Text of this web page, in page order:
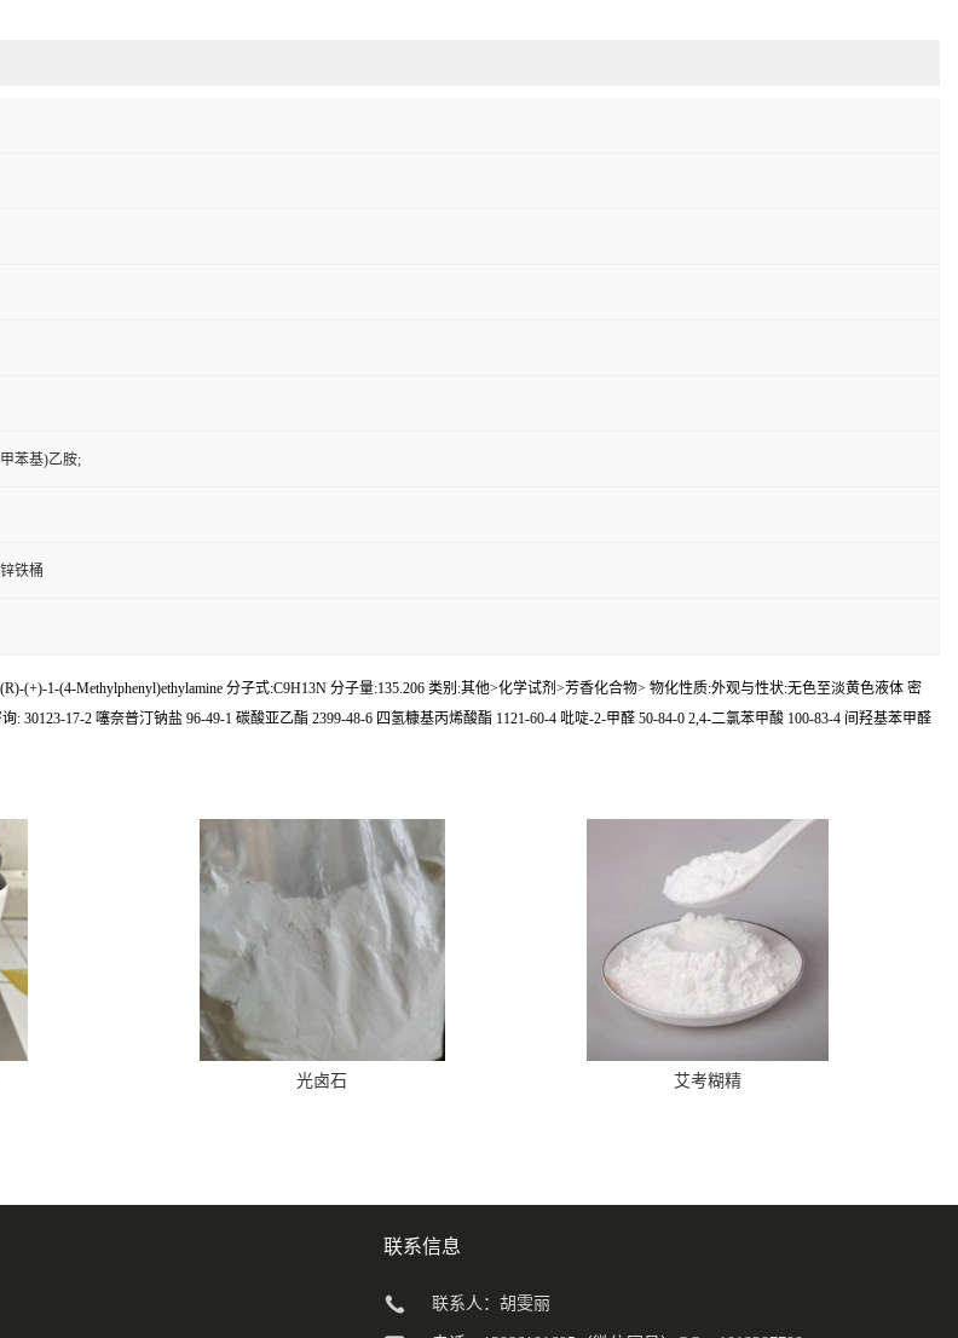
苯基)乙胺;
铁桶
(+)-1-(4-Methylphenyl)ethylamine 分子式:C9H13N 分子量:135.206 类别:其他>化学试剂>芳香化合物> 物化性质:外观与性状:无色至淡黄色液体 密
: 30123-17-2 噻奈普汀钠盐 96-49-1 碳酸亚乙酯 2399-48-6 四氢糠基丙烯酸酯 1121-60-4 吡啶-2-甲醛 50-84-0 2,4-二氯苯甲酸 100-83-4 间羟基苯甲醛
光卤石 艾考糊精
联系信息
联系人：胡雯丽